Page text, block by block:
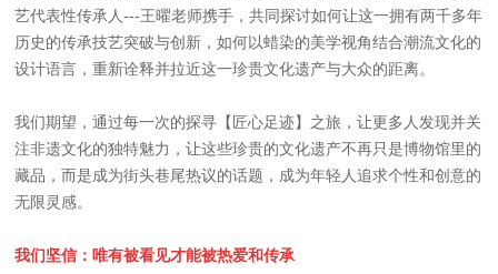
艺代表性传承人---王曜老师携手，共同探讨如何让这一拥有两千多年
历史的传承技艺突破与创新，如何以蜡染的美学视角结合潮流文化的
设计语言，重新诠释并拉近这一珍贵文化遗产与大众的距离。
我们期望，通过每一次的探寻【匠心足迹】之旅，让更多人发现并关
注非遗文化的独特魅力，让这些珍贵的文化遗产不再只是博物馆里的
藏品，而是成为街头巷尾热议的话题，成为年轻人追求个性和创意的
无限灵感。
我们坚信：唯有被看见才能被热爱和传承